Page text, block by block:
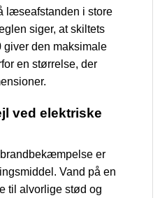
læseafstanden i store
siger, at skiltets
giver den maksimale
en størrelse, der
ved elektriske
er
Vand på en
til alvorlige stød og